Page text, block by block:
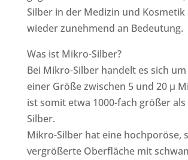
Silber in der Medizin und Kosmetik
wieder zunehmend an Bedeutung.
Was ist Mikro-Silber?
Bei Mikro-Silber handelt es sich
einer Größe zwischen 5 und 20 µ
ist somit etwa 1000-fach größer als
Silber.
Mikro-Silber hat eine hochporöse,
vergrößerte Oberfläche mit